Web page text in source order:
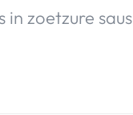
in zoetzure saus